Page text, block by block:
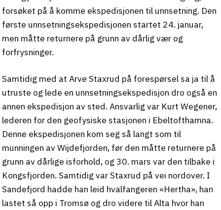
forsøket på å komme ekspedisjonen til unnsetning. Den
første unnsetningsekspedisjonen startet 24. januar,
men måtte returnere på grunn av dårlig vær og
forfrysninger.
Samtidig med at Arve Staxrud på forespørsel sa ja til å
utruste og lede en unnsetningsekspedisjon dro også en
annen ekspedisjon av sted. Ansvarlig var Kurt Wegener,
lederen for den geofysiske stasjonen i Ebeltofthamna.
Denne ekspedisjonen kom seg så langt som til
munningen av Wijdefjorden, før den måtte returnere på
grunn av dårlige isforhold, og 30. mars var den tilbake i
Kongsfjorden. Samtidig var Staxrud på vei nordover. I
Sandefjord hadde han leid hvalfangeren «Hertha», han
lastet så opp i Tromsø og dro videre til Alta hvor han